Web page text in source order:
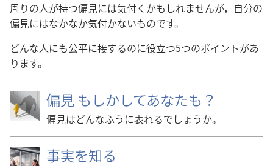
周りの人が持つ偏見には気付くかもしれませんが，自分の
偏見にはなかなか気付かないものです。
どんな人にも公平に接するのに役立つ5つのポイントがあ
ります。
偏見 もしかしてあなたも？
偏見はどんなふうに表れるでしょうか。
事実を知る